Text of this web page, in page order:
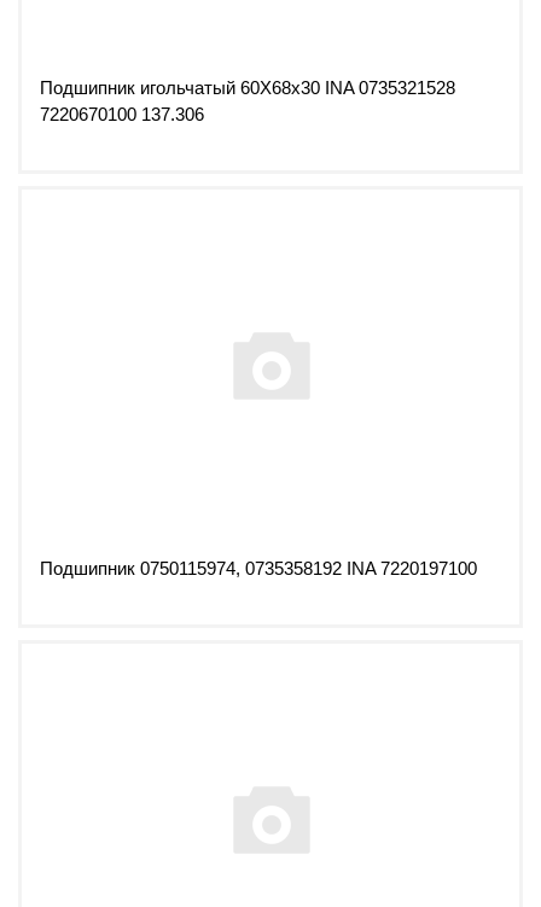
Подшипник игольчатый 60X68x30 INA 0735321528
7220670100 137.306
Подшипник 0750115974, 0735358192 INA 7220197100